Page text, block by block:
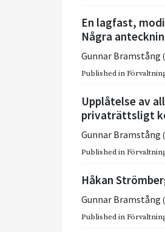
En lagfast,
Några
Gunnar Bramstång
Published in
Upplåtelse av
privaträttsligt
Gunnar Bramstång
Published in
Håkan
Gunnar Bramstång
Published in